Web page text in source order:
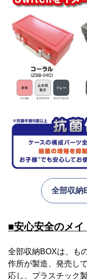
全部収納
■安心安全のメ
全部収納BOXは、も
作所が製造、発売し
応し、プラスチック